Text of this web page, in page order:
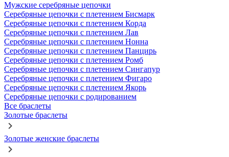
Мужские серебряные цепочки
Серебряные цепочки с плетением Бисмарк
Серебряные цепочки с плетением Корда
Серебряные цепочки с плетением Лав
Серебряные цепочки с плетением Нонна
Серебряные цепочки с плетением Панцирь
Серебряные цепочки с плетением Ромб
Серебряные цепочки с плетением Сингапур
Серебряные цепочки с плетением Фигаро
Серебряные цепочки с плетением Якорь
Серебряные цепочки с родированием
Все браслеты
Золотые браслеты
Золотые женские браслеты